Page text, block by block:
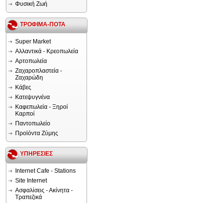
Φυσική Ζωή
ΤΡΟΦΙΜΑ-ΠΟΤΑ
Super Market
Αλλαντικά - Κρεοπωλεία
Αρτοπωλεία
Ζαχαροπλαστεία -
Ζαχαρώδη
Κάβες
Κατεψυγνένα
Καφεπωλεία - Ξηροί
Καρποί
Παντοπωλείο
Προϊόντα Ζύμης
ΥΠΗΡΕΣΙΕΣ
Internet Cafe - Stations
Site Internet
Ασφαλίσεις - Ακίνητα -
Τραπεζικά